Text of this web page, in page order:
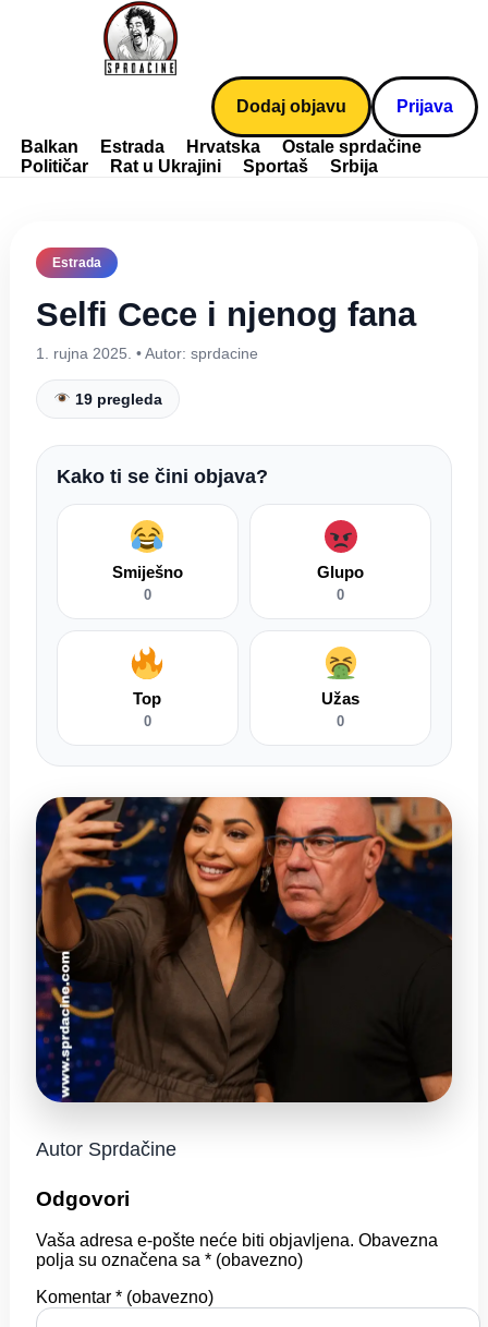
Balkan Estrada Hrvatska
Ostale sprdačine
Političar
Rat u Ukrajini Sportaš Srbija
Dodaj objavu Prijava
Estrada
Selfi Cece i njenog fana
1. rujna 2025. • Autor: sprdacine
19 pregleda
Kako ti se čini objava?
Smiješno
0
Glupo
0
Top
0
Užas
0
Autor Sprdačine
Odgovori
Vaša adresa e-pošte neće biti objavljena. Obavezna
polja su označena sa * (obavezno)
Komentar * (obavezno)